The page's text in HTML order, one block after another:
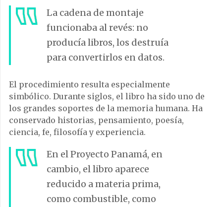
La cadena de montaje
funcionaba al revés: no
producía libros, los destruía
para convertirlos en datos.
El procedimiento resulta especialmente
simbólico. Durante siglos, el libro ha sido uno de
los grandes soportes de la memoria humana. Ha
conservado historias, pensamiento, poesía,
ciencia, fe, filosofía y experiencia.
En el Proyecto Panamá, en
cambio, el libro aparece
reducido a materia prima,
como combustible, como